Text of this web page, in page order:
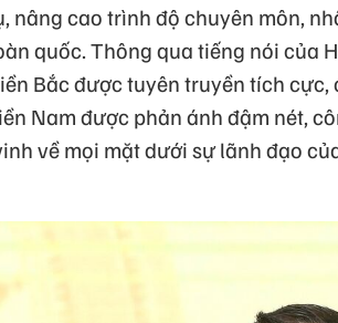
nâng cao trình độ chuyên môn,
quốc. Thông qua tiếng nói của
Bắc được tuyên truyền tích
Nam được phản ánh đậm nét,
về mọi mặt dưới sự lãnh đạo